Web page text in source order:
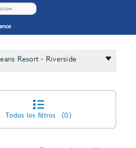
Resort - Riverside
Todos los filtros (0)